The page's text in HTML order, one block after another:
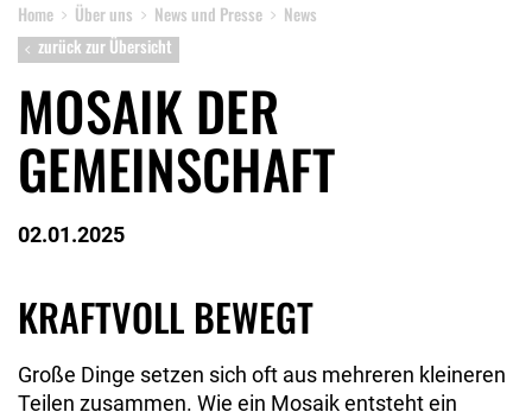
Home Über uns News und Presse
News
zurück zur Übersicht
MOSAIK DER
GEMEINSCHAFT
02.01.2025
KRAFTVOLL BEWEGT
Große Dinge setzen sich oft aus mehreren kleineren
Teilen zusammen. Wie ein Mosaik entsteht ein